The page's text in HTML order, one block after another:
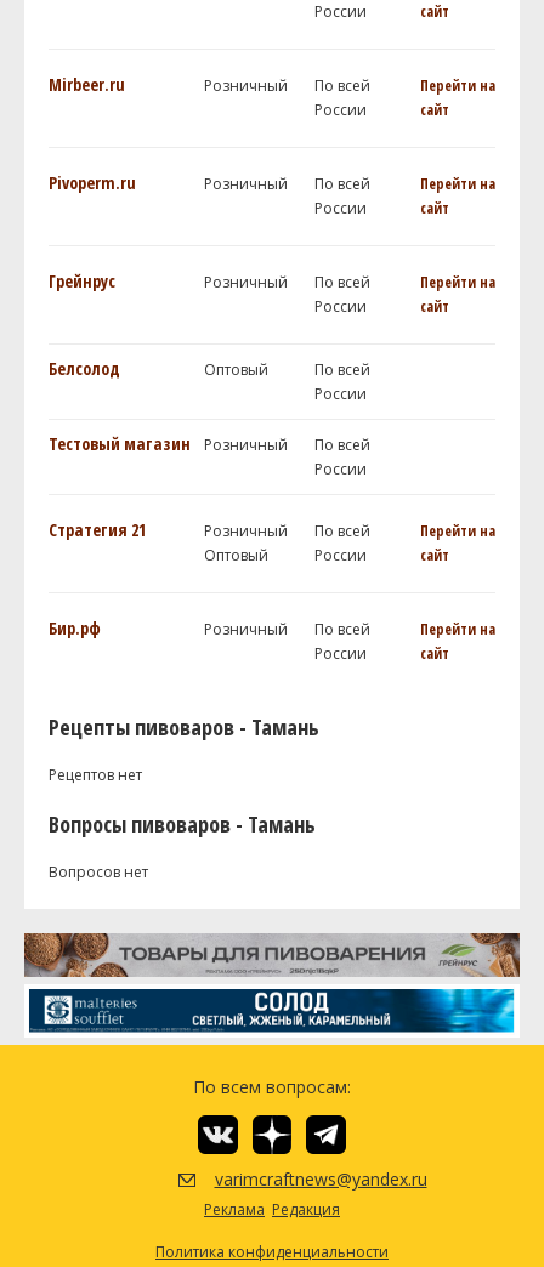
России
сайт
Mirbeer.ru Розничный
По всей
России
Перейти на
сайт
Pivoperm.ru Розничный
По всей
России
Перейти на
сайт
Грейнрус Розничный
По всей
России
Перейти на
сайт
Белсолод Оптовый
По всей
России
Тестовый магазин Розничный
По всей
России
Стратегия 21
Розничный
Оптовый
По всей
России
Перейти на
сайт
Бир.рф Розничный
По всей
России
Перейти на
сайт
Рецепты пивоваров - Тамань
Рецептов нет
Вопросы пивоваров - Тамань
Вопросов нет
По всем вопросам:
varimcraftnews@yandex.ru
Реклама Редакция
Политика конфиденциальности